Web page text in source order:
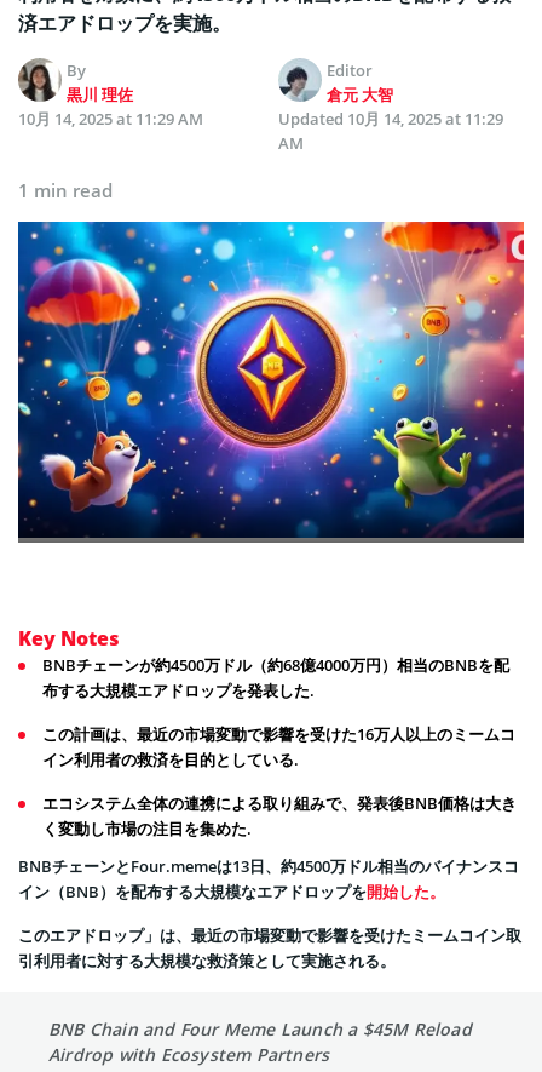
済エアドロップを実施。
By
黒川 理佐
Editor
倉元 大智
10月 14, 2025 at 11:29 AM
Updated 10月 14, 2025 at 11:29
AM
1 min read
Key Notes
BNBチェーンが約4500万ドル（約68億4000万円）相当のBNBを配
布する大規模エアドロップを発表した.
この計画は、最近の市場変動で影響を受けた16万人以上のミームコ
イン利用者の救済を目的としている.
エコシステム全体の連携による取り組みで、発表後BNB価格は大き
く変動し市場の注目を集めた.
BNBチェーンとFour.memeは13日、約4500万ドル相当のバイナンスコ
イン（BNB）を配布する大規模なエアドロップを開始した。
このエアドロップ」は、最近の市場変動で影響を受けたミームコイン取
引利用者に対する大規模な救済策として実施される。
BNB Chain and Four Meme Launch a $45M Reload
Airdrop with Ecosystem Partners